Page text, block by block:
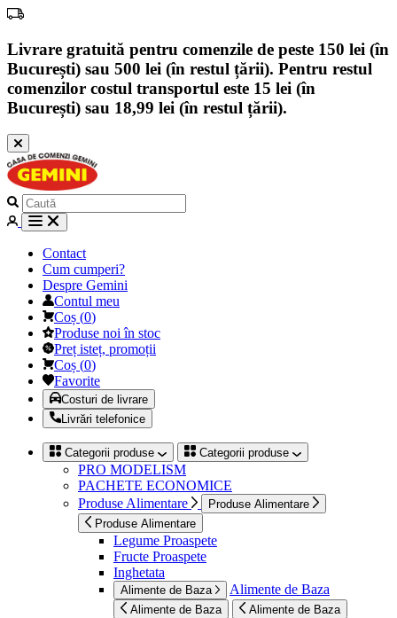
Livrare gratuită pentru comenzile de peste 150 lei (în
București) sau 500 lei (în restul țării). Pentru restul
comenzilor costul transportul este 15 lei (în
București) sau 18,99 lei (în restul țării).
Contact
Cum cumperi?
Despre Gemini
Contul meu
Coș (0)
Produse noi în stoc
Preț isteț, promoții
Coș (0)
Favorite
Costuri de livrare
Livrări telefonice
Categorii produse Categorii produse
PRO MODELISM
PACHETE ECONOMICE
Produse Alimentare
Produse Alimentare
Produse Alimentare
Legume Proaspete
Fructe Proaspete
Inghetata
Alimente de Baza Alimente de Baza
Alimente de Baza Alimente de Baza